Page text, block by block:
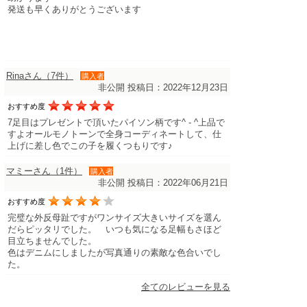
発送も早くありがとうございます
Rinaさん（7件） 購入者
非公開 投稿日：2022年12月23日
おすすめ度
7足目はプレゼントで頂いたパイソン柄です^ - ^上品で
すよオールモノトーンで全身コーディネートして、仕
上げに差し色でこの子を履くつもりです♪
マミーさん（1件） 購入者
非公開 投稿日：2022年06月21日
おすすめ度
完璧な外反母趾ですがワンサイズ大きいサイズを選ん
だらピッタリでした。 いつも気になる足幅もさほど
目立ちませんでした。
色はデニムにしましたが写真通りの素敵な色合いでし
た。
全てのレビューを見る